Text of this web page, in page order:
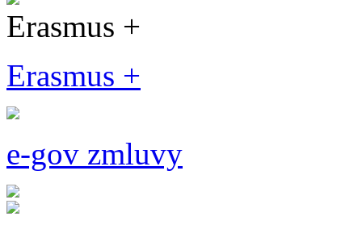
Erasmus +
Erasmus +
e-gov zmluvy